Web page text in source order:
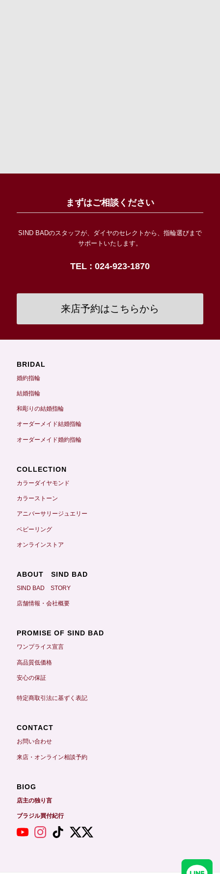
まずはご相談ください
SIND BADのスタッフが、ダイヤのセレクトから、指輪選びまで
サポートいたします。
TEL : 024-923-1870
来店予約はこちらから
BRIDAL
婚約指輪
結婚指輪
和彫りの結婚指輪
オーダーメイド結婚指輪
オーダーメイド婚約指輪
COLLECTION
カラーダイヤモンド
カラーストーン
アニバーサリージュエリー
ベビーリング
オンラインストア
ABOUT SIND BAD
SIND BAD STORY
店舗情報・会社概要
PROMISE OF SIND BAD
ワンプライス宣言
高品質低価格
安心の保証
特定商取引法に基ずく表記
CONTACT
お問い合わせ
来店・オンライン相談予約
BIOG
店主の独り言
ブラジル買付紀行